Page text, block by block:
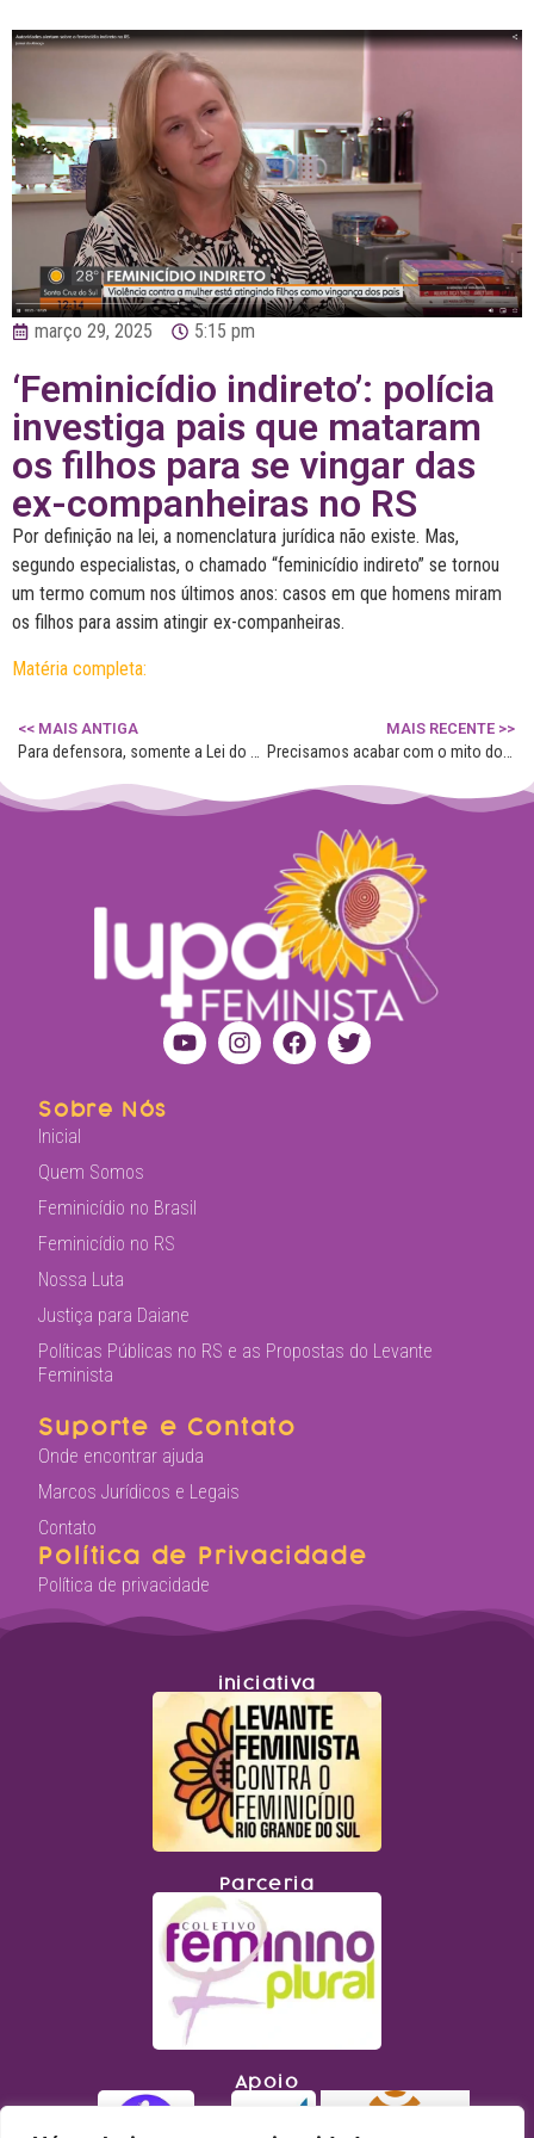
março 29, 2025 5:15 pm
‘Feminicídio indireto’: polícia
investiga pais que mataram
os filhos para se vingar das
ex-companheiras no RS
Por definição na lei, a nomenclatura jurídica não existe. Mas,
segundo especialistas, o chamado “feminicídio indireto” se tornou
um termo comum nos últimos anos: casos em que homens miram
os filhos para assim atingir ex-companheiras.
Matéria completa:
<< MAIS ANTIGA
Para defensora, somente a Lei do Feminicídio não tem força para acabar com um problema estrutural
MAIS RECENTE >>
Precisamos acabar com o mito do “mau marido, mas bom pai”- Promotora de Justiça do RS
Sobre Nós
Inicial
Quem Somos
Feminicídio no Brasil
Feminicídio no RS
Nossa Luta
Justiça para Daiane
Políticas Públicas no RS e as Propostas do Levante
Feminista
Suporte e Contato
Onde encontrar ajuda
Marcos Jurídicos e Legais
Contato
Política de Privacidade
Política de privacidade
iniciativa
Parceria
Apoio